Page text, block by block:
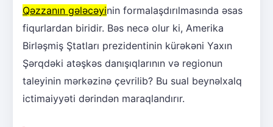
Qəzzanın gələcəyinin formalaşdırılmasında əsas
fiqurlardan biridir. Bəs necə olur ki, Amerika
Birləşmiş Ştatları prezidentinin kürəkəni Yaxın
Şərqdəki atəşkəs danışıqlarının və regionun
taleyinin mərkəzinə çevrilib? Bu sual beynəlxalq
ictimaiyyəti dərindən maraqlandırır.